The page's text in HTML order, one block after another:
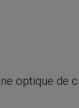
optique de